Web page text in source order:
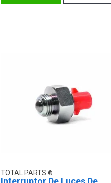
TOTAL PARTS
Interruptor De Luces De